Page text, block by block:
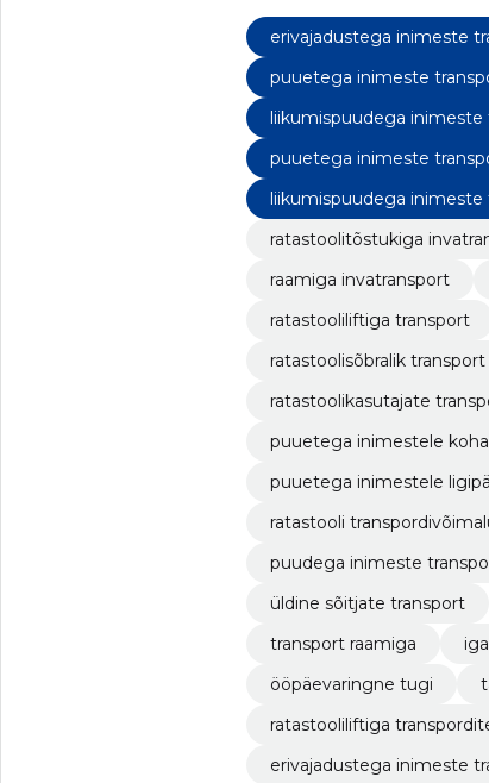
vastavalt klientide
erivajadustega inimeste
puuetega inimeste
liikumispuudega inimeste
puuetega inimeste
liikumispuudega inimeste
ratastoolitõstukiga
raamiga invatransport
ratastooliliftiga transport
ratastoolisõbralik transport
ratastoolikasutajate
puuetega inimestele
puuetega inimestele
ratastooli
puudega inimeste
üldine sõitjate transport
transport raamiga
ööpäevaringne tugi
ratastooliliftiga
erivajadustega inimeste